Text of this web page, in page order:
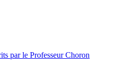
par le Professeur Choron